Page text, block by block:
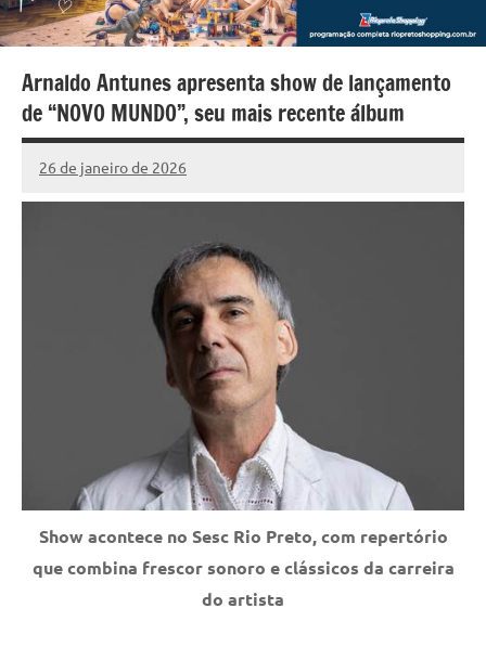
Arnaldo Antunes apresenta show de lançamento
de “NOVO MUNDO”, seu mais recente álbum
26 de janeiro de 2026
Marcelo
Fachin
276
comentários
Show acontece no Sesc Rio Preto, com repertório
que combina frescor sonoro e clássicos da carreira
do artista